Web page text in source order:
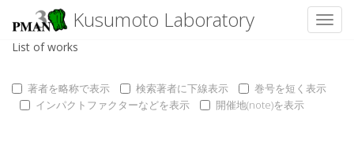
Kusumoto Laboratory
List of works
著者を略称で表示 検索著者に下線表示
巻号を短く表示
インパクトファクターなどを表示
開催地(note)を表示